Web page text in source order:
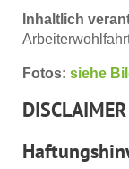
Inhaltlich
Fotos: siehe
DISCLAIMER